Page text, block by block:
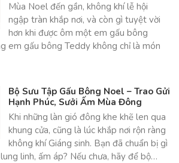
Mùa Noel đến gần, không khí lễ hội
ngập tràn khắp nơi, và còn gì tuyệt vời
hơn khi được ôm một em gấu bông
em gấu bông Teddy không chỉ là món
Bộ Sưu Tập Gấu Bông Noel – Trao Gửi
Hạnh Phúc, Sưởi Ấm Mùa Đông
Khi những làn gió đông khe khẽ len qua
khung cửa, cũng là lúc khắp nơi rộn ràng
không khí Giáng sinh. Bạn đã chuẩn bị gì
linh, ấm áp? Nếu chưa, hãy để bộ…